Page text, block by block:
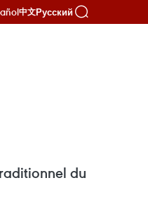
中文Русский
du